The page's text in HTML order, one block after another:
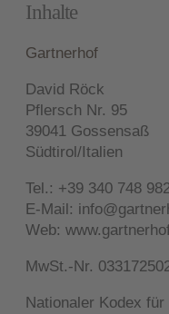
Inhalte
Gartnerhof
David Röck
Pflersch Nr. 95
39041 Gossensaß
Südtirol/Italien
Tel.: +39 340 748
E-Mail:
Web:
MwSt.-Nr.
Nationaler Kodex